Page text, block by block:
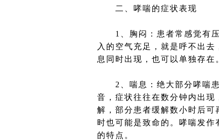
二、哮喘的症状表现
1、胸闷：患者常感觉有压
入的空气充足，就是呼不出
息同时出现，也可以单独存在
2、喘息：绝大部分哮喘患
音，症状往往在数分钟内出
解，部分患者缓解数小时后
时也可能是致命的。哮喘发
的特点。